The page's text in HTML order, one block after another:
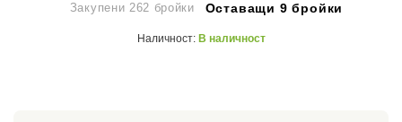
Закупени 262 бройки Оставащи 9 бройки
Наличност: В наличност